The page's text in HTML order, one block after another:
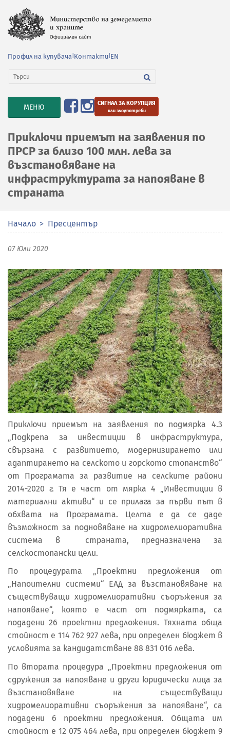
Профил на купувача Контакти EN
TOGGLE
NAVIGATION
МЕНЮ СИГНАЛ ЗА КОРУПЦИЯ
или злоупотреби
Приключи приемът на заявления по
ПРСР за близо 100 млн. лева за
възстановяване на
инфраструктурата за напояване в
страната
Начало Пресцентър
07 Юли 2020
Приключи приемът на заявления по подмярка 4.3
„Подкрепа за инвестиции в инфраструктура,
свързана с развитието, модернизирането или
адаптирането на селското и горското стопанство“
от Програмата за развитие на селските райони
2014-2020 г. Тя е част от мярка 4 „Инвестиции в
материални активи“ и се прилага за първи път в
обхвата на Програмата. Целта е да се даде
възможност за подновяване на хидромелиоративна
система в страната, предназначена за
селскостопански цели.
По процедурата „Проектни предложения от
„Напоителни системи“ ЕАД за възстановяване на
съществуващи хидромелиоративни съоръжения за
напояване“, която е част от подмярката, са
подадени 26 проектни предложения. Тяхната обща
стойност е 114 762 927 лева, при определен бюджет в
условията за кандидатстване 88 831 016 лева.
По втората процедура „Проектни предложения от
сдружения за напояване и други юридически лица за
възстановяване на съществуващи
хидромелиоративни съоръжения за напояване“, са
подадени 6 проектни предложения. Общата им
стойност е 12 075 464 лева, при определен бюджет 9